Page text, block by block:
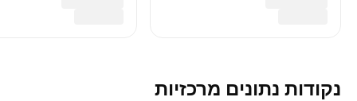
נקודות נתונים מרכזיות